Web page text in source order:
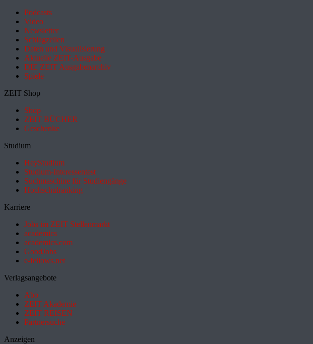
Podcasts
Video
Newsletter
Schlagzeilen
Daten und Visualisierung
Aktuelle ZEIT-Ausgabe
DIE ZEIT Ausgabenarchiv
Spiele
ZEIT Shop
Shop
ZEIT BÜCHER
Geschenke
Studium
HeyStudium
Studium-Interessentest
Suchmaschine für Studiengänge
Hochschulranking
Karriere
Jobs im ZEIT Stellenmarkt
academics
academics.com
GoodJobs
e-fellows.net
Verlagsangebote
Abo
ZEIT Akademie
ZEIT REISEN
Partnersuche
Anzeigen